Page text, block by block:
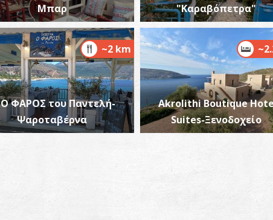
Μπαρ
"Καραβόπετρα"
~2 km
O ΦΑΡΟΣ του Παντελή-
Ψαροταβέρνα
Akrolithi Boutique
Suites-Ξενοδοχείο